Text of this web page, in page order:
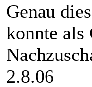
Genau
konnte als
2.8.06